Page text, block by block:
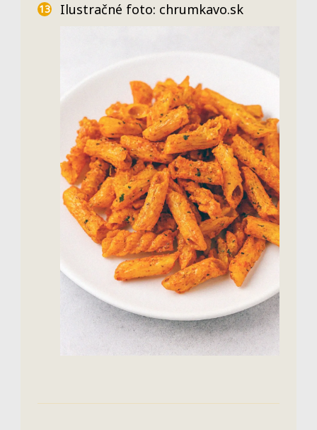
Ilustračné foto: chrumkavo.sk